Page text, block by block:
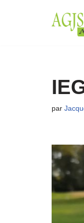
par